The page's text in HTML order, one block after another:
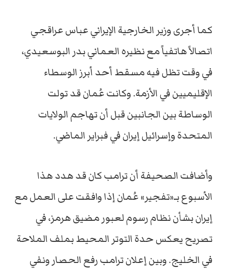
كما أجرى وزير الخارجية الإيراني عباس عراقجي
اتصالاً هاتفياً مع نظيره العماني بدر البوسعيدي،
في وقت تظل فيه مسقط أحد أبرز الوسطاء
الإقليميين في الأزمة. وكانت عُمان قد تولت
الوساطة بين الجانبين قبل أن تهاجم الولايات
المتحدة وإسرائيل إيران في فبراير الماضي.
وأضافت الصحيفة أن ترامب كان قد هدد هذا
الأسبوع بـ«تفجير» عُمان إذا وافقت على العمل مع
إيران بشأن نظام رسوم لعبور مضيق هرمز، في
تصريح يعكس حدة التوتر المحيط بملف الملاحة
في الخليج. وبين إعلان ترامب رفع الحصار ونفي